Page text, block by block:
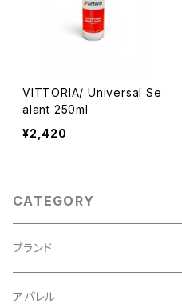
VITTORIA/ Universal Se
alant 250ml
¥2,420
CATEGORY
ブランド
ABUS/アブス
アパレル